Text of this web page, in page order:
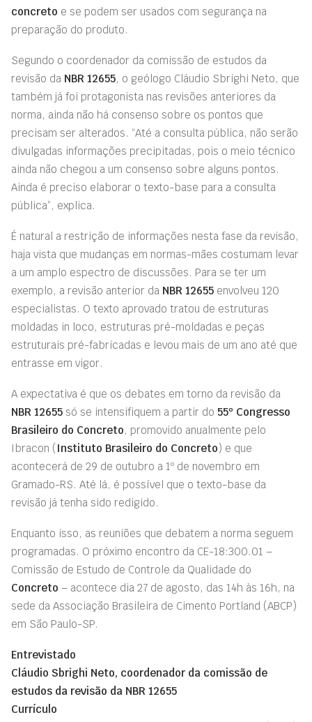
concreto e se podem ser usados com segurança na
preparação do produto.
Segundo o coordenador da comissão de estudos da
revisão da NBR 12655, o geólogo Cláudio Sbrighi Neto, que
também já foi protagonista nas revisões anteriores da
norma, ainda não há consenso sobre os pontos que
precisam ser alterados. “Até a consulta pública, não serão
divulgadas informações precipitadas, pois o meio técnico
ainda não chegou a um consenso sobre alguns pontos.
Ainda é preciso elaborar o texto-base para a consulta
pública”, explica.
É natural a restrição de informações nesta fase da revisão,
haja vista que mudanças em normas-mães costumam levar
a um amplo espectro de discussões. Para se ter um
exemplo, a revisão anterior da NBR 12655 envolveu 120
especialistas. O texto aprovado tratou de estruturas
moldadas in loco, estruturas pré-moldadas e peças
estruturais pré-fabricadas e levou mais de um ano até que
entrasse em vigor.
A expectativa é que os debates em torno da revisão da
NBR 12655 só se intensifiquem a partir do 55º Congresso
Brasileiro do Concreto, promovido anualmente pelo
Ibracon ( Instituto Brasileiro do Concreto) e que
acontecerá de 29 de outubro a 1º de novembro em
Gramado-RS. Até lá, é possível que o texto-base da
revisão já tenha sido redigido.
Enquanto isso, as reuniões que debatem a norma seguem
programadas. O próximo encontro da CE-18:300.01 –
Comissão de Estudo de Controle da Qualidade do
Concreto – acontece dia 27 de agosto, das 14h às 16h, na
sede da Associação Brasileira de Cimento Portland (ABCP)
em São Paulo-SP.
Entrevistado
Cláudio Sbrighi Neto, coordenador da comissão de
estudos da revisão da NBR 12655
Currículo